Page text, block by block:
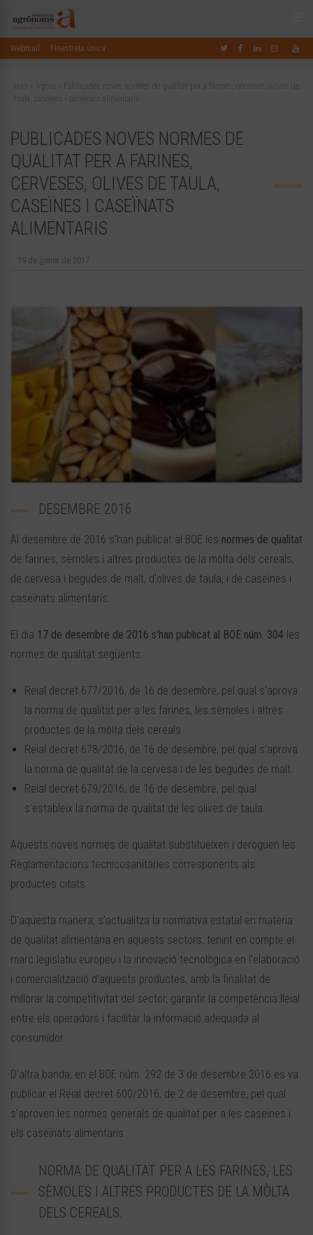
Webmail Finestreta única
Inici Àgora
Publicades noves normes de qualitat per a farines, cerveses, olives de
taula, caseïnes i caseïnats alimentaris
PUBLICADES NOVES NORMES DE
QUALITAT PER A FARINES,
CERVESES, OLIVES DE TAULA,
CASEÏNES I CASEÏNATS
ALIMENTARIS
19 de gener de 2017
DESEMBRE 2016
Al desembre de 2016 s'han publicat al BOE les normes de qualitat
de farines, sèmoles i altres productes de la mòlta dels cereals,
de cervesa i begudes de malt, d'olives de taula, i de caseïnes i
caseïnats alimentaris.
El dia 17 de desembre de 2016 s'han publicat al BOE núm. 304 les
normes de qualitat següents:
Reial decret 677/2016, de 16 de desembre, pel qual s'aprova
la norma de qualitat per a les farines, les sèmoles i altres
productes de la mòlta dels cereals.
Reial decret 678/2016, de 16 de desembre, pel qual s'aprova
la norma de qualitat de la cervesa i de les begudes de malt.
Reial decret 679/2016, de 16 de desembre, pel qual
s'estableix la norma de qualitat de les olives de taula.
Aquests noves normes de qualitat substitueixen i deroguen les
Reglamentacions tecnicosanitàries corresponents als
productes citats.
D'aquesta manera, s'actualitza la normativa estatal en matèria
de qualitat alimentària en aquests sectors, tenint en compte el
marc legislatiu europeu i la innovació tecnològica en l'elaboració
i comercialització d'aquests productes, amb la finalitat de
millorar la competitivitat del sector, garantir la competència lleial
entre els operadors i facilitar la informació adequada al
consumidor.
D'altra banda, en el BOE núm. 292 de 3 de desembre 2016 es va
publicar el Reial decret 600/2016, de 2 de desembre, pel qual
s'aproven les normes generals de qualitat per a les caseïnes i
els caseïnats alimentaris.
NORMA DE QUALITAT PER A LES FARINES, LES
SÈMOLES I ALTRES PRODUCTES DE LA MÒLTA
DELS CEREALS.